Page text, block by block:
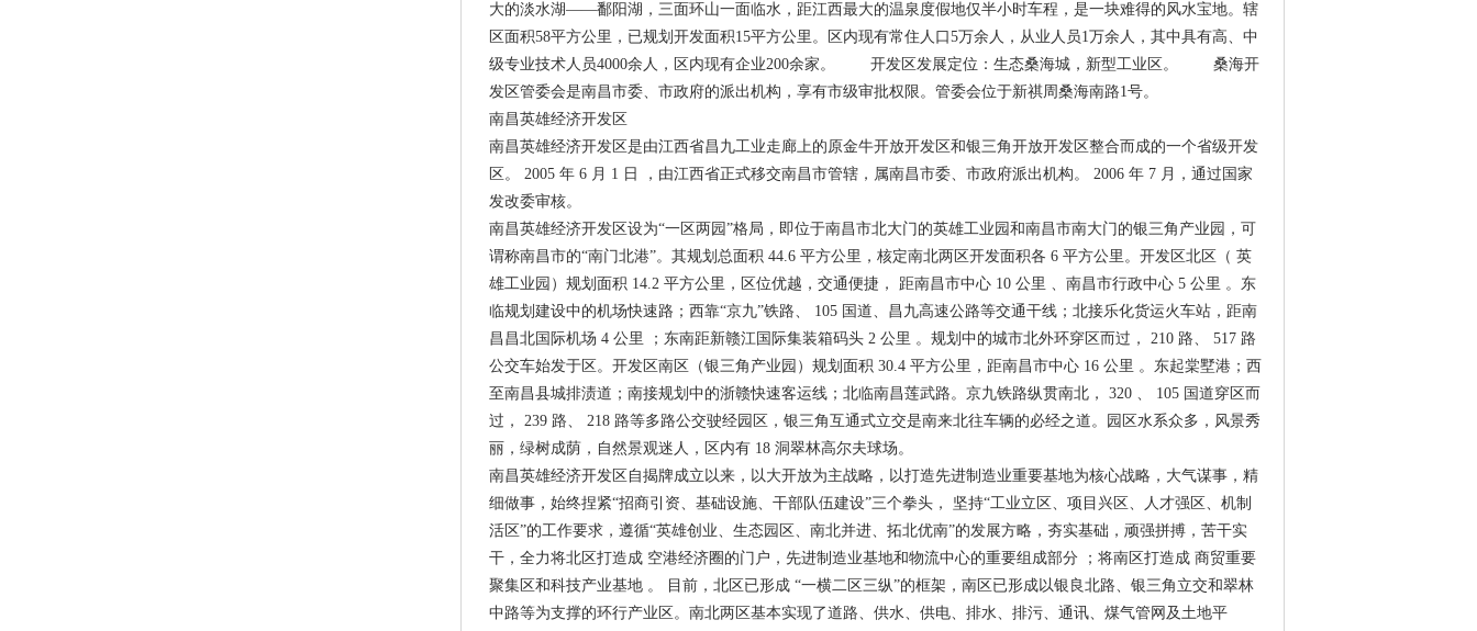
大的淡水湖——鄱阳湖，三面环山一面临水，距江西最大的温泉度假地仅半小时车程，是一块难得的风水宝地。辖
区面积58平方公里，已规划开发面积15平方公里。区内现有常住人口5万余人，从业人员1万余人，其中具有高、中
级专业技术人员4000余人，区内现有企业200余家。 开发区发展定位：生态桑海城，新型工业区。 桑海开
发区管委会是南昌市委、市政府的派出机构，享有市级审批权限。管委会位于新祺周桑海南路1号。
南昌英雄经济开发区
南昌英雄经济开发区是由江西省昌九工业走廊上的原金牛开放开发区和银三角开放开发区整合而成的一个省级开发
区。 2005 年 6 月 1 日 ，由江西省正式移交南昌市管辖，属南昌市委、市政府派出机构。 2006 年 7 月，通过国家
发改委审核。
南昌英雄经济开发区设为“一区两园”格局，即位于南昌市北大门的英雄工业园和南昌市南大门的银三角产业园，可
谓称南昌市的“南门北港”。其规划总面积 44.6 平方公里，核定南北两区开发面积各 6 平方公里。开发区北区（ 英
雄工业园）规划面积 14.2 平方公里，区位优越，交通便捷， 距南昌市中心 10 公里 、南昌市行政中心 5 公里 。东
临规划建设中的机场快速路；西靠“京九”铁路、 105 国道、昌九高速公路等交通干线；北接乐化货运火车站，距南
昌昌北国际机场 4 公里 ；东南距新赣江国际集装箱码头 2 公里 。规划中的城市北外环穿区而过， 210 路、 517 路
公交车始发于区。开发区南区（银三角产业园）规划面积 30.4 平方公里，距南昌市中心 16 公里 。东起棠墅港；西
至南昌县城排渍道；南接规划中的浙赣快速客运线；北临南昌莲武路。京九铁路纵贯南北， 320 、 105 国道穿区而
过， 239 路、 218 路等多路公交驶经园区，银三角互通式立交是南来北往车辆的必经之道。园区水系众多，风景秀
丽，绿树成荫，自然景观迷人，区内有 18 洞翠林高尔夫球场。
南昌英雄经济开发区自揭牌成立以来，以大开放为主战略，以打造先进制造业重要基地为核心战略，大气谋事，精
细做事，始终捏紧“招商引资、基础设施、干部队伍建设”三个拳头， 坚持“工业立区、项目兴区、人才强区、机制
活区”的工作要求，遵循“英雄创业、生态园区、南北并进、拓北优南”的发展方略，夯实基础，顽强拼搏，苦干实
干，全力将北区打造成 空港经济圈的门户，先进制造业基地和物流中心的重要组成部分 ；将南区打造成 商贸重要
聚集区和科技产业基地 。 目前，北区已形成 “一横二区三纵”的框架，南区已形成以银良北路、银三角立交和翠林
中路等为支撑的环行产业区。南北两区基本实现了道路、供水、供电、排水、排污、通讯、煤气管网及土地平